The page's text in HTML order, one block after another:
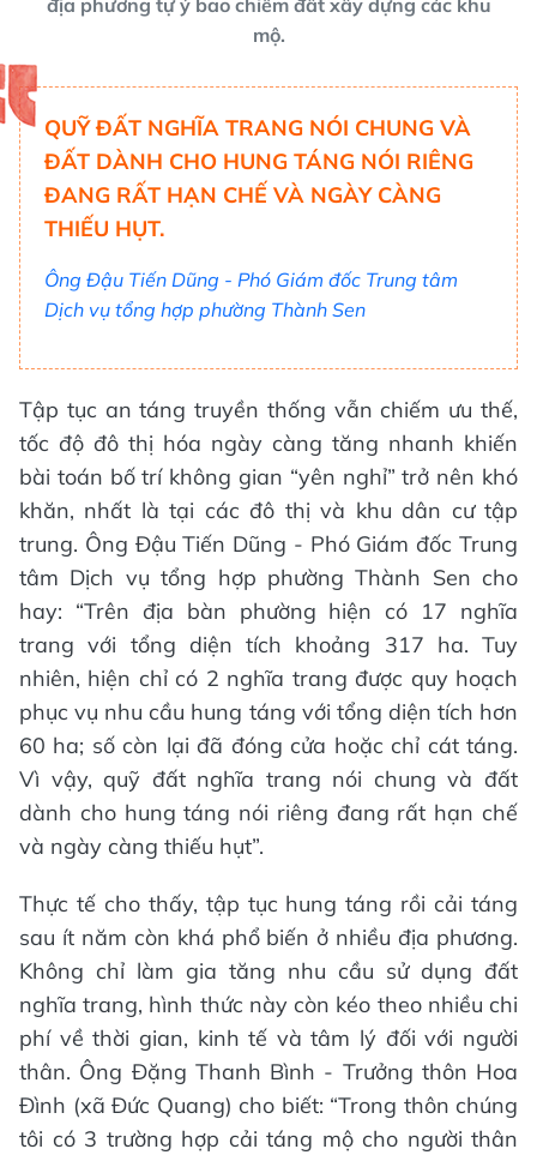
địa phương tự ý bao chiếm đất xây dựng các khu
mộ.
QUỸ ĐẤT NGHĨA TRANG NÓI CHUNG VÀ
ĐẤT DÀNH CHO HUNG TÁNG NÓI RIÊNG
ĐANG RẤT HẠN CHẾ VÀ NGÀY CÀNG
THIẾU HỤT.
Ông Đậu Tiến Dũng - Phó Giám đốc Trung tâm
Dịch vụ tổng hợp phường Thành Sen
Tập tục an táng truyền thống vẫn chiếm ưu thế,
tốc độ đô thị hóa ngày càng tăng nhanh khiến
bài toán bố trí không gian “yên nghỉ” trở nên khó
khăn, nhất là tại các đô thị và khu dân cư tập
trung. Ông Đậu Tiến Dũng - Phó Giám đốc Trung
tâm Dịch vụ tổng hợp phường Thành Sen cho
hay: “Trên địa bàn phường hiện có 17 nghĩa
trang với tổng diện tích khoảng 317 ha. Tuy
nhiên, hiện chỉ có 2 nghĩa trang được quy hoạch
phục vụ nhu cầu hung táng với tổng diện tích hơn
60 ha; số còn lại đã đóng cửa hoặc chỉ cát táng.
Vì vậy, quỹ đất nghĩa trang nói chung và đất
dành cho hung táng nói riêng đang rất hạn chế
và ngày càng thiếu hụt”.
Thực tế cho thấy, tập tục hung táng rồi cải táng
sau ít năm còn khá phổ biến ở nhiều địa phương.
Không chỉ làm gia tăng nhu cầu sử dụng đất
nghĩa trang, hình thức này còn kéo theo nhiều chi
phí về thời gian, kinh tế và tâm lý đối với người
thân. Ông Đặng Thanh Bình - Trưởng thôn Hoa
Đình (xã Đức Quang) cho biết: “Trong thôn chúng
tôi có 3 trường hợp cải táng mộ cho người thân